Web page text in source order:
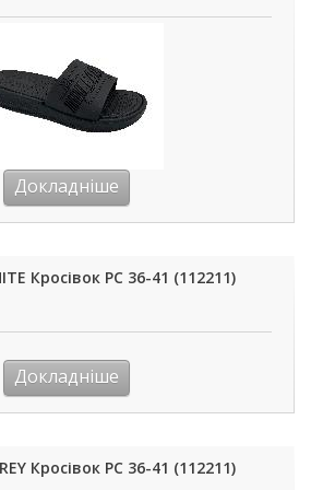
Докладніше
Кросівок РС 36-41 (112211)
Докладніше
Кросівок РС 36-41 (112211)